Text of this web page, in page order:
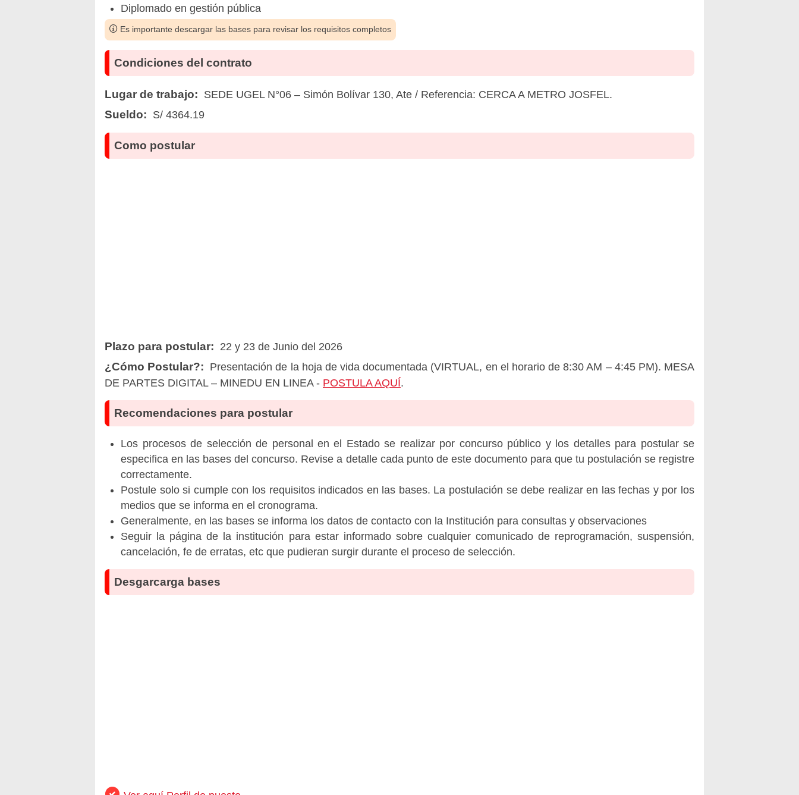
Diplomado en gestión pública
Es importante descargar las bases para revisar los requisitos completos
Condiciones del contrato
Lugar de trabajo: SEDE UGEL N°06 – Simón Bolívar 130, Ate / Referencia: CERCA A METRO JOSFEL.
Sueldo: S/ 4364.19
Como postular
Plazo para postular: 22 y 23 de Junio del 2026
¿Cómo Postular?: Presentación de la hoja de vida documentada (VIRTUAL, en el horario de 8:30 AM – 4:45 PM). MESA
DE PARTES DIGITAL – MINEDU EN LINEA - POSTULA AQUÍ.
Recomendaciones para postular
Los procesos de selección de personal en el Estado se realizar por concurso público y los detalles para postular se
especifica en las bases del concurso. Revise a detalle cada punto de este documento para que tu postulación se registre
correctamente.
Postule solo si cumple con los requisitos indicados en las bases. La postulación se debe realizar en las fechas y por los
medios que se informa en el cronograma.
Generalmente, en las bases se informa los datos de contacto con la Institución para consultas y observaciones
Seguir la página de la institución para estar informado sobre cualquier comunicado de reprogramación, suspensión,
cancelación, fe de erratas, etc que pudieran surgir durante el proceso de selección.
Desgarcarga bases